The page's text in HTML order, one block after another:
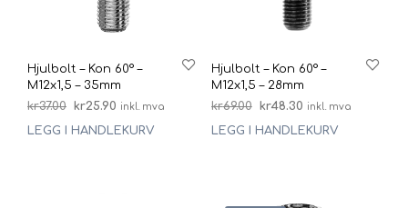
Hjulbolt – Kon 60° –
M12x1,5 – 35mm
kr37.00 Opprinnelig
kr25.90 Nåværende
inkl. mva
LEGG I HANDLEKURV
Hjulbolt – Kon 60° –
M12x1,5 – 28mm
kr69.00 Opprinnelig
kr48.30Nåværende
inkl. mva
LEGG I HANDLEKURV